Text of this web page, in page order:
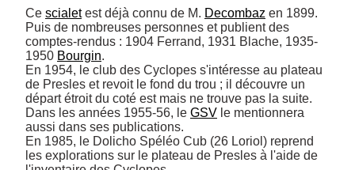
Ce scialet est déjà connu de M. Decombaz en 1899.
Puis de nombreuses personnes et publient des
comptes-rendus : 1904 Ferrand, 1931 Blache, 1935-
1950 Bourgin.
En 1954, le club des Cyclopes s'intéresse au plateau
de Presles et revoit le fond du trou ; il découvre un
départ étroit du coté est mais ne trouve pas la suite.
Dans les années 1955-56, le GSV le mentionnera
aussi dans ses publications.
En 1985, le Dolicho Spéléo Cub (26 Loriol) reprend
les explorations sur le plateau de Presles à l'aide de